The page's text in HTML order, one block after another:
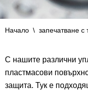
Начало \ запечатване с
С нашите различни
пластмасови
защита. Тук е